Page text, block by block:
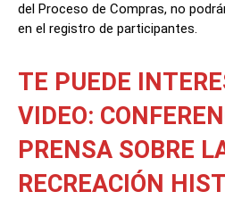
del Proceso de Compras, no
en el registro de participantes.
TE PUEDE
VIDEO:
PRENSA SOBRE
RECREACIÓN